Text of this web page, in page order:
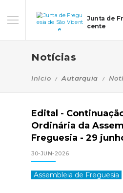
Junta de
cente
Notícias
Início Autarquia
Edital -
Ordinária da
Freguesia - 29
30-JUN-2026
Assembleia de Freguesia